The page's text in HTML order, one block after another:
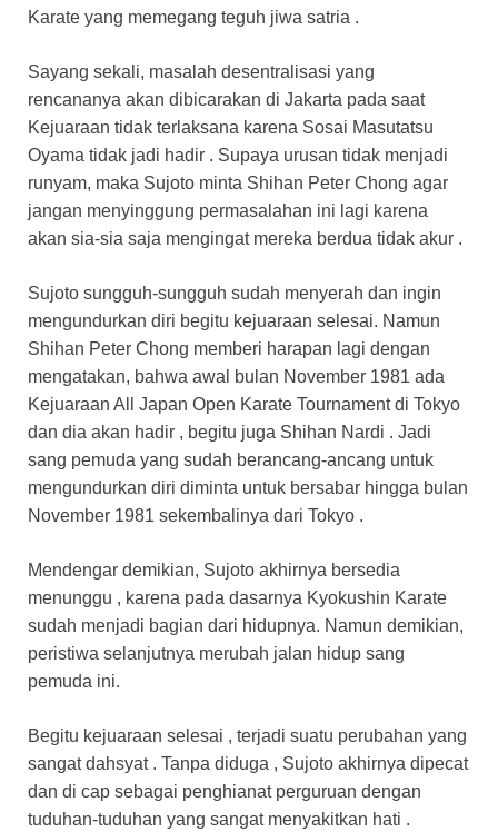
Karate yang memegang teguh jiwa satria .
Sayang sekali, masalah desentralisasi yang
rencananya akan dibicarakan di Jakarta pada saat
Kejuaraan tidak terlaksana karena Sosai Masutatsu
Oyama tidak jadi hadir . Supaya urusan tidak menjadi
runyam, maka Sujoto minta Shihan Peter Chong agar
jangan menyinggung permasalahan ini lagi karena
akan sia-sia saja mengingat mereka berdua tidak akur .
Sujoto sungguh-sungguh sudah menyerah dan ingin
mengundurkan diri begitu kejuaraan selesai. Namun
Shihan Peter Chong memberi harapan lagi dengan
mengatakan, bahwa awal bulan November 1981 ada
Kejuaraan All Japan Open Karate Tournament di Tokyo
dan dia akan hadir , begitu juga Shihan Nardi . Jadi
sang pemuda yang sudah berancang-ancang untuk
mengundurkan diri diminta untuk bersabar hingga bulan
November 1981 sekembalinya dari Tokyo .
Mendengar demikian, Sujoto akhirnya bersedia
menunggu , karena pada dasarnya Kyokushin Karate
sudah menjadi bagian dari hidupnya. Namun demikian,
peristiwa selanjutnya merubah jalan hidup sang
pemuda ini.
Begitu kejuaraan selesai , terjadi suatu perubahan yang
sangat dahsyat . Tanpa diduga , Sujoto akhirnya dipecat
dan di cap sebagai penghianat perguruan dengan
tuduhan-tuduhan yang sangat menyakitkan hati .